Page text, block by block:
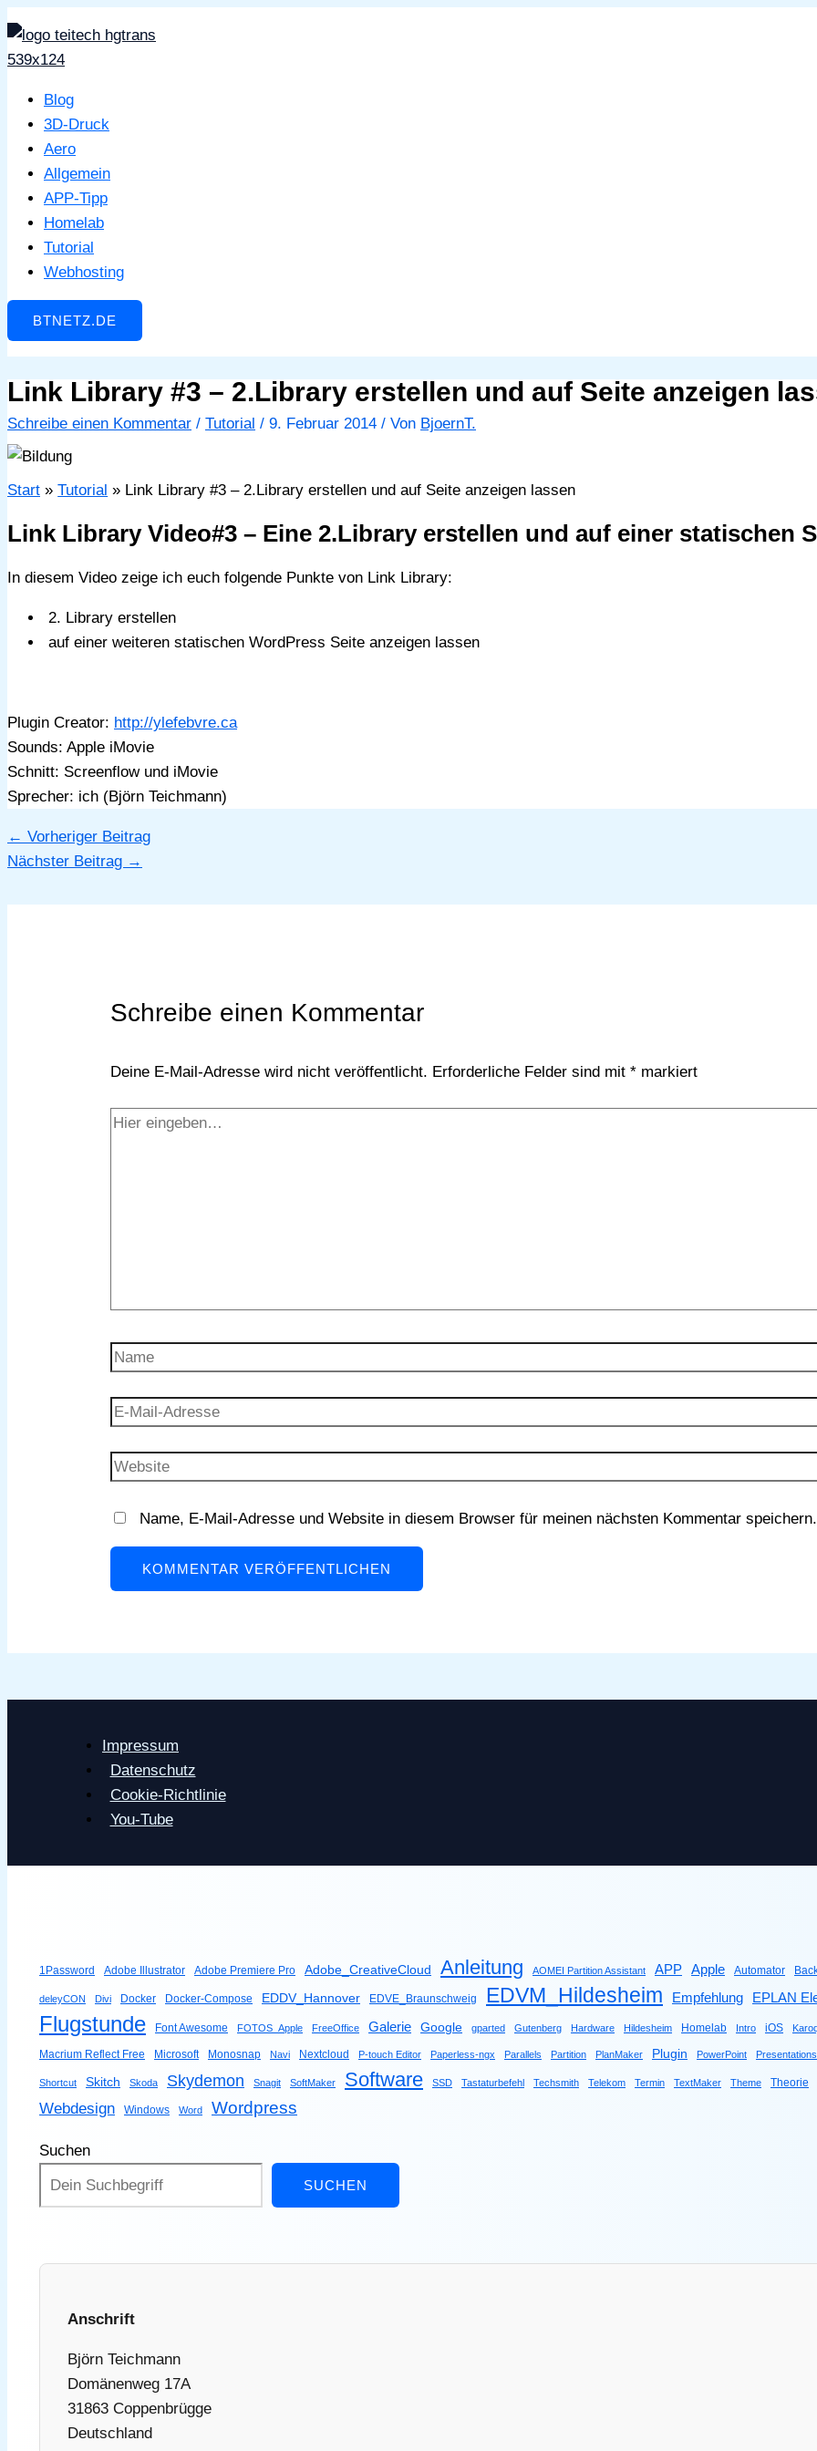
Zum
Inhalt
springen
Blog
3D-Druck
Aero
Allgemein
APP-Tipp
Homelab
Tutorial
Webhosting
BTNETZ.DE
Link Library #3 – 2.Library erstellen und auf Seite anzeigen
Schreibe einen Kommentar / Tutorial / 9. Februar 2014 / Von BjoernT.
Start Tutorial Link Library #3 – 2.Library erstellen und auf Seite anzeigen lassen
Link Library Video#3 – Eine 2.Library erstellen und auf einer statischen
In diesem Video zeige ich euch folgende Punkte von Link Library:
2. Library erstellen
auf einer weiteren statischen WordPress Seite anzeigen lassen
Plugin Creator: http://ylefebvre.ca
Sounds: Apple iMovie
Schnitt: Screenflow und iMovie
Sprecher: ich (Björn Teichmann)
← Vorheriger Beitrag
Nächster Beitrag →
Schreibe einen Kommentar
Deine E-Mail-Adresse wird nicht veröffentlicht. Erforderliche Felder sind mit* markiert
Hier
Name
E-
Adresse
Website
Name, E-Mail-Adresse und Website in diesem Browser für meinen nächsten Kommentar speichern.
Impressum
Datenschutz
Cookie-Richtlinie
You-Tube
1Password Adobe Illustrator Adobe Premiere Pro Adobe_CreativeCloud Anleitung AOMEI Partition Assistant APP Apple Automator
deleyCON Divi Docker Docker-Compose EDDV_Hannover EDVE_Braunschweig EDVM_Hildesheim Empfehlung EPLAN
Flugstunde Font Awesome FOTOS_Apple FreeOffice Galerie Google gparted Gutenberg Hardware Hildesheim Homelab Intro iOS
Macrium Reflect Free Microsoft Monosnap Navi Nextcloud P-touch Editor Paperless-ngx Parallels Partition PlanMaker Plugin PowerPoint Presentations
Shortcut Skitch Skoda Skydemon Snagit SoftMaker Software SSD Tastaturbefehl Techsmith Telekom Termin TextMaker Theme Theorie
Webdesign Windows Word Wordpress
Suchen
SUCHEN
Anschrift
Björn Teichmann
Domänenweg 17A
31863 Coppenbrügge
Deutschland